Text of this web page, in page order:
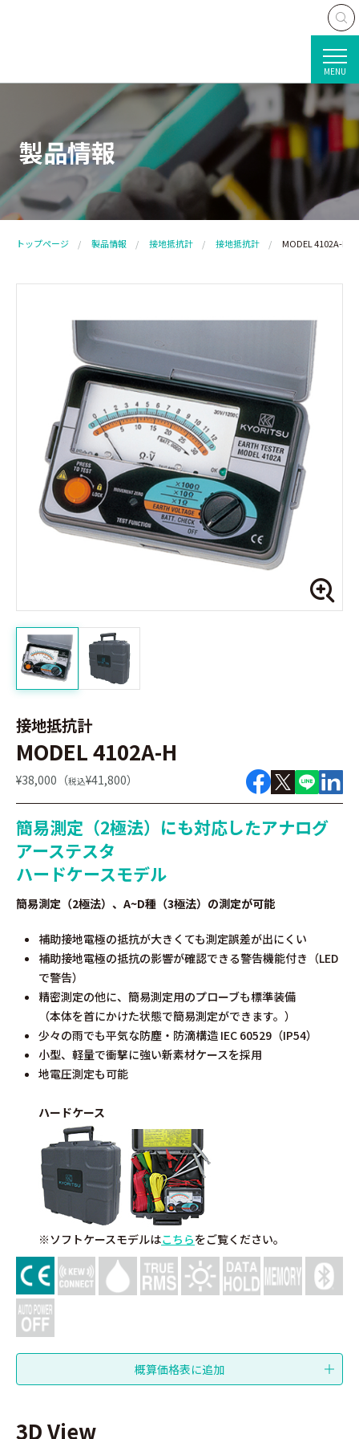
MENU
製品情報
トップページ 製品情報 接地抵抗計 接地抵抗計 MODEL 4102A-H
接地抵抗計
MODEL 4102A-H
¥38,000（税込¥41,800）
簡易測定（2極法）にも対応したアナログ
アーステスタ
ハードケースモデル
簡易測定（2極法）、A~D種（3極法）の測定が可能
補助接地電極の抵抗が大きくても測定誤差が出にくい
補助接地電極の抵抗の影響が確認できる警告機能付き（LED
で警告）
精密測定の他に、簡易測定用のプローブも標準装備
（本体を首にかけた状態で簡易測定ができます。）
少々の雨でも平気な防塵・防滴構造 IEC 60529（IP54）
小型、軽量で衝撃に強い新素材ケースを採用
地電圧測定も可能
ハードケース
※ソフトケースモデルはこちらをご覧ください。
3D View